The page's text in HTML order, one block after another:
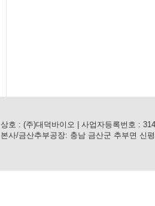
상호 : (주)대덕바이오 | 사업자등록번호 :
본사/금산추부공장: 충남 금산군 추부면 신